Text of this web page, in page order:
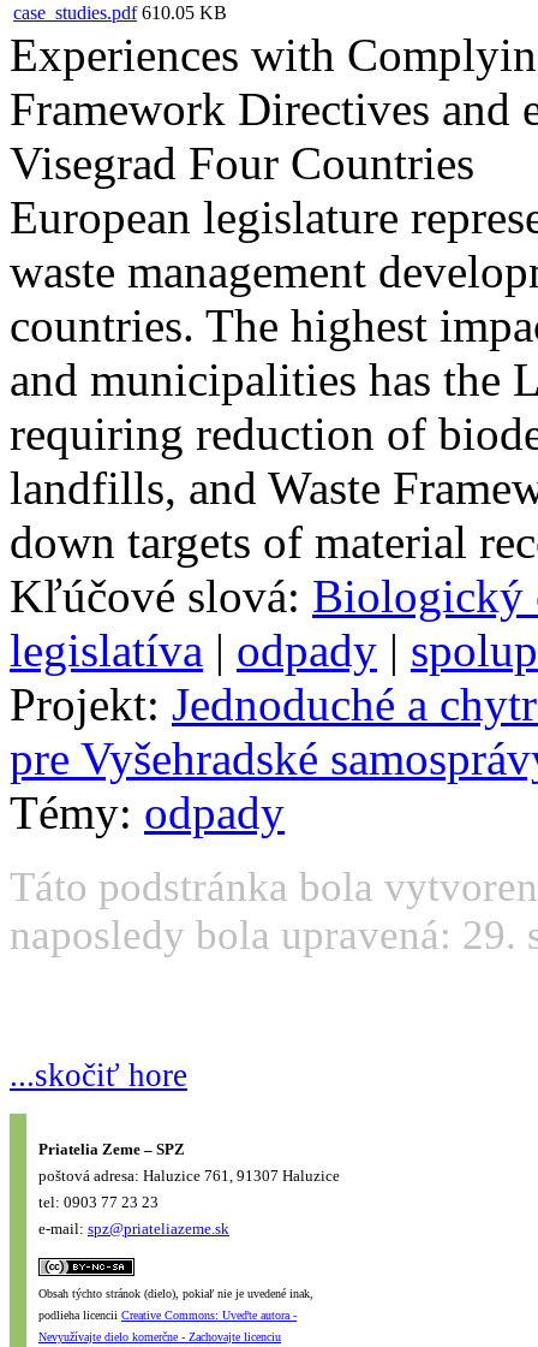
case_studies.pdf 610.05 KB
Experiences with
Framework Directives and
Visegrad Four Countries
European legislature
waste management
countries. The highest
and municipalities has the
requiring reduction of
landfills, and Waste
down targets of material
Kľúčové slová: Biologický
legislatíva | odpady |
Projekt: Jednoduché a
pre Vyšehradské
Témy: odpady
Táto podstránka bola
naposledy bola upravená: 29.
...skočiť hore
Priatelia Zeme – SPZ
poštová adresa: Haluzice 761, 91307 Haluzice
tel: 0903 77 23 23
e-mail: spz@priateliazeme.sk
Obsah týchto stránok (dielo), pokiaľ nie je uvedené inak,
podlieha licencii Creative Commons: Uveďte autora -
Nevyužívajte dielo komerčne - Zachovajte licenciu